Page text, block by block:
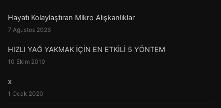
Hayatı Kolaylaştıran Mikro Alışkanlıklar
7 Ağustos 2026
HIZLI YAĞ YAKMAK İÇİN EN ETKİLİ 5 YÖNTEM
10 Ekim 2019
x
1 Ocak 2020